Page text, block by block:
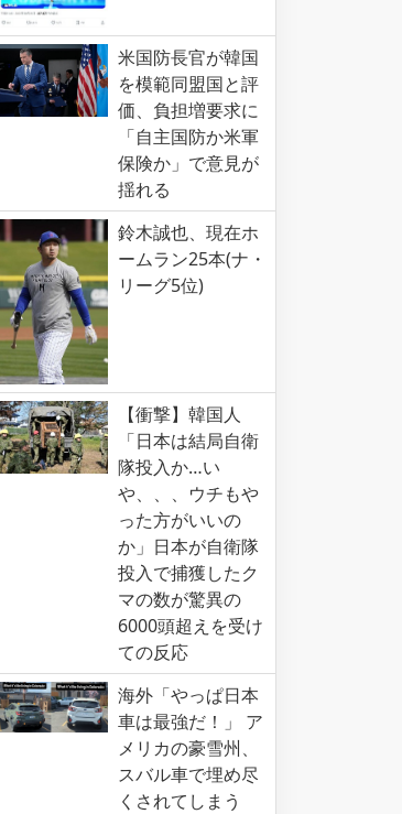
米国防長官が韓国
を模範同盟国と評
価、負担増要求に
「自主国防か米軍
保険か」で意見が
揺れる
鈴木誠也、現在ホ
ームラン25本(ナ・
リーグ5位)
【衝撃】韓国人
「日本は結局自衛
隊投入か…い
や、、、ウチもや
った方がいいの
か」日本が自衛隊
投入で捕獲したク
マの数が驚異の
6000頭超えを受け
ての反応
海外「やっぱ日本
車は最強だ！」 ア
メリカの豪雪州、
スバル車で埋め尽
くされてしまう